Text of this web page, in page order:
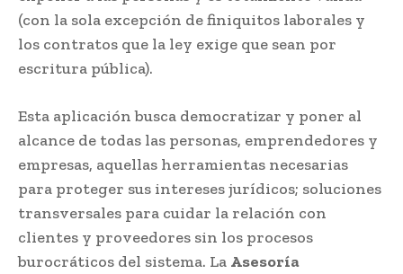
(con la sola excepción de finiquitos laborales y
los contratos que la ley exige que sean por
escritura pública).
Esta aplicación busca democratizar y poner al
alcance de todas las personas, emprendedores y
empresas, aquellas herramientas necesarias
para proteger sus intereses jurídicos; soluciones
transversales para cuidar la relación con
clientes y proveedores sin los procesos
burocráticos del sistema. La Asesoría